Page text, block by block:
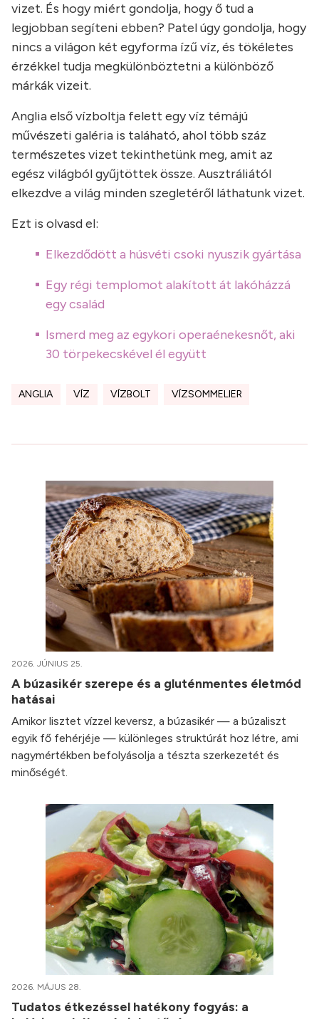
vizet. És hogy miért gondolja, hogy ő tud a
legjobban segíteni ebben? Patel úgy gondolja, hogy
nincs a világon két egyforma ízű víz, és tökéletes
érzékkel tudja megkülönböztetni a különböző
márkák vizeit.
Anglia első vízboltja felett egy víz témájú
művészeti galéria is taláható, ahol több száz
természetes vizet tekinthetünk meg, amit az
egész világból gyűjtöttek össze. Ausztráliától
elkezdve a világ minden szegletéről láthatunk vizet.
Ezt is olvasd el:
Elkezdődött a húsvéti csoki nyuszik gyártása
Egy régi templomot alakított át lakóházzá
egy család
Ismerd meg az egykori operaénekesnőt, aki
30 törpekecskével él együtt
ANGLIA VÍZ VÍZBOLT VÍZSOMMELIER
2026. JÚNIUS 25.
A búzasikér szerepe és a gluténmentes életmód
hatásai
Amikor lisztet vízzel keversz, a búzasikér — a búzaliszt
egyik fő fehérjéje — különleges struktúrát hoz létre, ami
nagymértékben befolyásolja a tészta szerkezetét és
minőségét.
2026. MÁJUS 28.
Tudatos étkezéssel hatékony fogyás: a